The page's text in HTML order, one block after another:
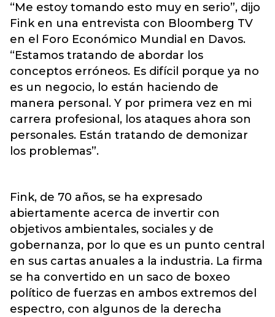
“Me estoy tomando esto muy en serio”, dijo
Fink en una entrevista con Bloomberg TV
en el Foro Económico Mundial en Davos.
“Estamos tratando de abordar los
conceptos erróneos. Es difícil porque ya no
es un negocio, lo están haciendo de
manera personal. Y por primera vez en mi
carrera profesional, los ataques ahora son
personales. Están tratando de demonizar
los problemas”.
Fink, de 70 años, se ha expresado
abiertamente acerca de invertir con
objetivos ambientales, sociales y de
gobernanza, por lo que es un punto central
en sus cartas anuales a la industria. La firma
se ha convertido en un saco de boxeo
político de fuerzas en ambos extremos del
espectro, con algunos de la derecha